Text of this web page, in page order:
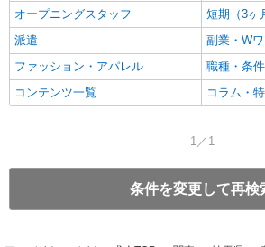
オープニングスタッフ
短期（3ヶ
派遣
副業・W
ファッション・アパレル
職種・条
コンテンツ一覧
コラム・
1／1
条件を変更して再検